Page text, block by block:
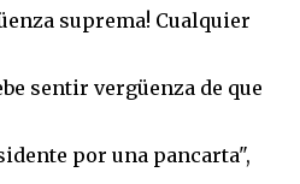
suprema! Cualquier
sentir vergüenza de que
por una pancarta",